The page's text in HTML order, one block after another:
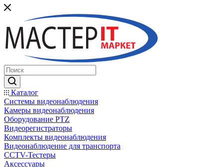
Каталог
Системы видеонаблюдения
Камеры видеонаблюдения
Оборудование PTZ
Видеорегистраторы
Комплекты видеонаблюдения
Видеонаблюдение для транспорта
CCTV-Тестеры
Аксессуары